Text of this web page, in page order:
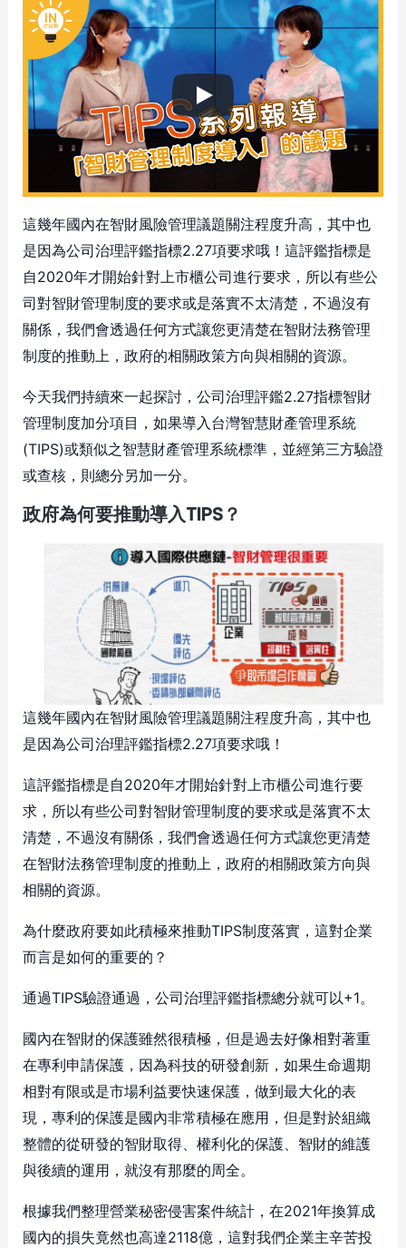
這幾年國內在智財風險管理議題關注程度升高，其中也
是因為公司治理評鑑指標2.27項要求哦！這評鑑指標是
自2020年才開始針對上市櫃公司進行要求，所以有些公
司對智財管理制度的要求或是落實不太清楚，不過沒有
關係，我們會透過任何方式讓您更清楚在智財法務管理
制度的推動上，政府的相關政策方向與相關的資源。
今天我們持續來一起探討，公司治理評鑑2.27指標智財
管理制度加分項目，如果導入台灣智慧財產管理系統
(TIPS)或類似之智慧財產管理系統標準，並經第三方驗證
或查核，則總分另加一分。
政府為何要推動導入TIPS？
這幾年國內在智財風險管理議題關注程度升高，其中也
是因為公司治理評鑑指標2.27項要求哦！
這評鑑指標是自2020年才開始針對上市櫃公司進行要
求，所以有些公司對智財管理制度的要求或是落實不太
清楚，不過沒有關係，我們會透過任何方式讓您更清楚
在智財法務管理制度的推動上，政府的相關政策方向與
相關的資源。
為什麼政府要如此積極來推動TIPS制度落實，這對企業
而言是如何的重要的？
通過TIPS驗證通過，公司治理評鑑指標總分就可以+1。
國內在智財的保護雖然很積極，但是過去好像相對著重
在專利申請保護，因為科技的研發創新，如果生命週期
相對有限或是市場利益要快速保護，做到最大化的表
現，專利的保護是國內非常積極在應用，但是對於組織
整體的從研發的智財取得、權利化的保護、智財的維護
與後續的運用，就沒有那麼的周全。
根據我們整理營業秘密侵害案件統計，在2021年換算成
國內的損失竟然也高達2118億，這對我們企業主辛苦投